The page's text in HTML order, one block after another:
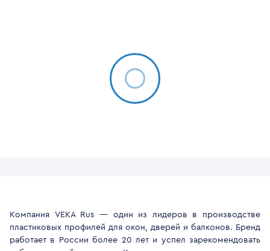
Компания VEKA Rus — один из лидеров в производстве
пластиковых профилей для окон, дверей и балконов. Бренд
работает в России более 20 лет и успел зарекомендовать